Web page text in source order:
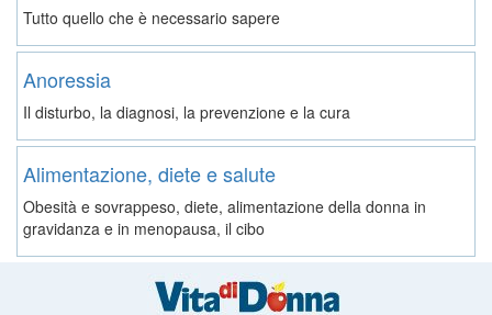
Tutto quello che è necessario sapere
Anoressia
Il disturbo, la diagnosi, la prevenzione e la cura
Alimentazione, diete e salute
Obesità e sovrappeso, diete, alimentazione della donna in
gravidanza e in menopausa, il cibo